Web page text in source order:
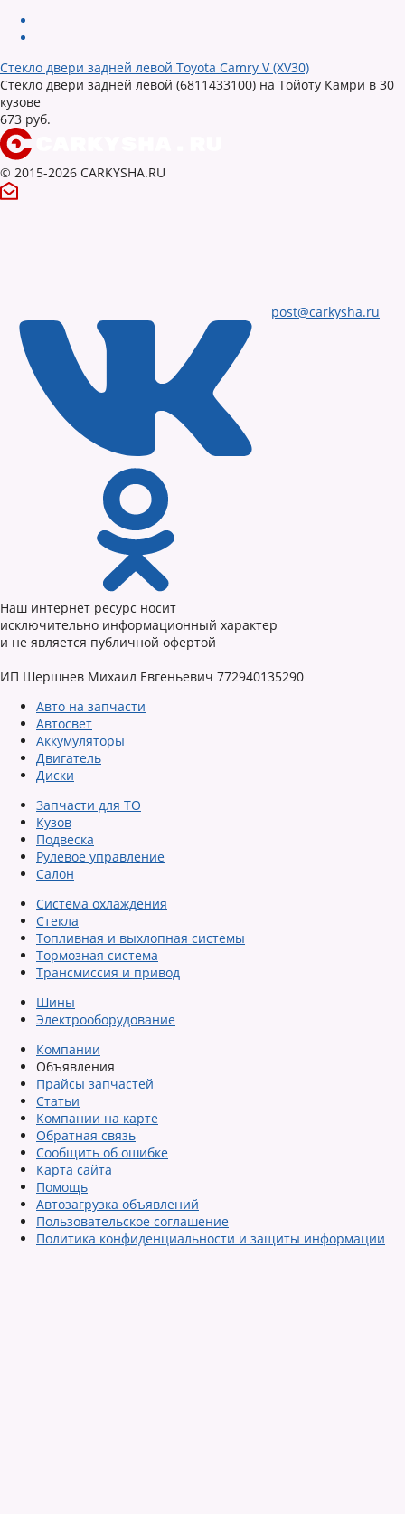
Стекло двери задней левой Toyota Camry V (XV30)
Стекло двери задней левой (6811433100) на Тойоту Камри в 30
кузове
673 руб.
© 2015-2026 CARKYSHA.RU
post@carkysha.ru
Наш интернет ресурс носит
исключительно информационный характер
и не является публичной офертой
ИП Шершнев Михаил Евгеньевич 772940135290
Авто на запчасти
Автосвет
Аккумуляторы
Двигатель
Диски
Запчасти для ТО
Кузов
Подвеска
Рулевое управление
Салон
Система охлаждения
Стекла
Топливная и выхлопная системы
Тормозная система
Трансмиссия и привод
Шины
Электрооборудование
Компании
Объявления
Прайсы запчастей
Статьи
Компании на карте
Обратная связь
Сообщить об ошибке
Карта сайта
Помощь
Автозагрузка объявлений
Пользовательское соглашение
Политика конфиденциальности и защиты информации